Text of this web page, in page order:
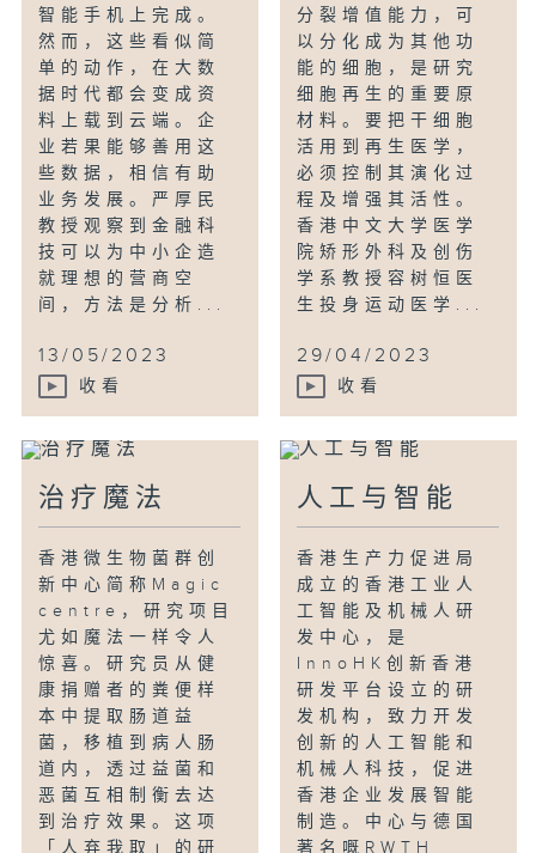
智能手机上完成。
然而，这些看似简
单的动作，在大数
据时代都会变成资
料上载到云端。企
业若果能够善用这
些数据，相信有助
业务发展。严厚民
教授观察到金融科
技可以为中小企造
就理想的营商空
间，方法是分析...
13/05/2023
收看
分裂增值能力，可
以分化成为其他功
能的细胞，是研究
细胞再生的重要原
材料。要把干细胞
活用到再生医学，
必须控制其演化过
程及增强其活性。
香港中文大学医学
院矫形外科及创伤
学系教授容树恒医
生投身运动医学...
29/04/2023
收看
治疗魔法
香港微生物菌群创
新中心简称Magic
centre，研究项目
尤如魔法一样令人
惊喜。研究员从健
康捐赠者的粪便样
本中提取肠道益
菌，移植到病人肠
道内，透过益菌和
恶菌互相制衡去达
到治疗效果。这项
「人弃我取」的研
人工与智能
香港生产力促进局
成立的香港工业人
工智能及机械人研
发中心，是
InnoHK创新香港
研发平台设立的研
发机构，致力开发
创新的人工智能和
机械人科技，促进
香港企业发展智能
制造。中心与德国
著名嘅RWTH